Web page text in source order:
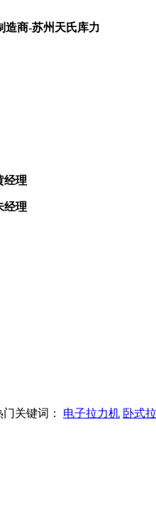
造商-苏州天氏库力
经理
经理
门关键词： 电子拉力机 卧式